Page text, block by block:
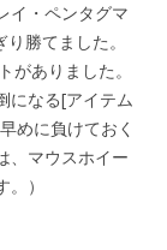
イ・ペンタグマ
勝てました。
がありました。
になる[アイテム
めに負けておく
、マウスホイー
）